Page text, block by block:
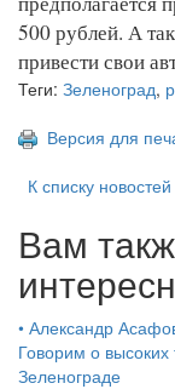
500 рублей. А
привести свои
Теги: Зеленоград,
Версия для
К списку новостей
Вам
• Александр
Говорим о
Зеленограде